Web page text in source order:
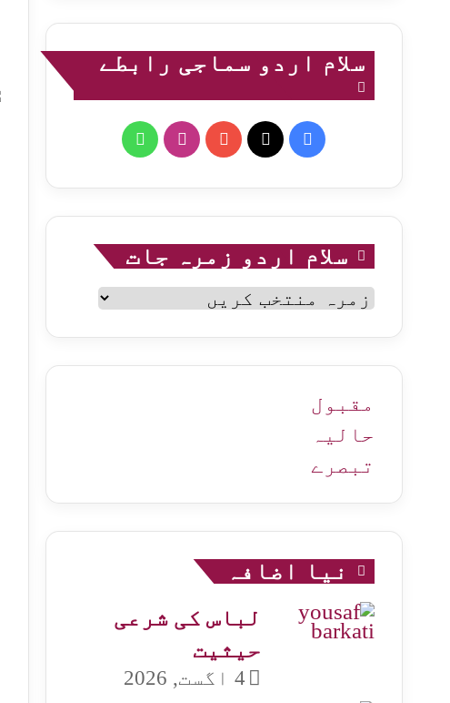
سلام اردو سماجی رابطے
Facebook
YouTube
Instagram
WhatsApp
سلام اردو زمرہ جات
سلام
اردو
زمرہ
مقبول
حالیہ
تبصرے
نیا اضافہ
لباس کی شرعی
حیثیت
4 اگست, 2026